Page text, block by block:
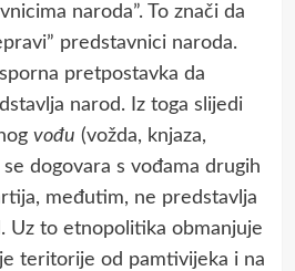
naroda”. To znači da
predstavnici naroda.
pretpostavka da
narod. Iz toga slijedi
vođu (vožda, knjaza,
dogovara s vođama drugih
međutim, ne predstavlja
Uz to etnopolitika obmanjuje
teritorije od pamtivijeka i na